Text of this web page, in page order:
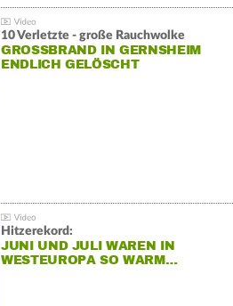
10 Verletzte - große Rauchwolke
GROSSBRAND IN GERNSHEIM E
NDLICH GELÖSCHT
Hitzerekord:
JUNI UND JULI WAREN IN
WESTEUROPA SO WARM…